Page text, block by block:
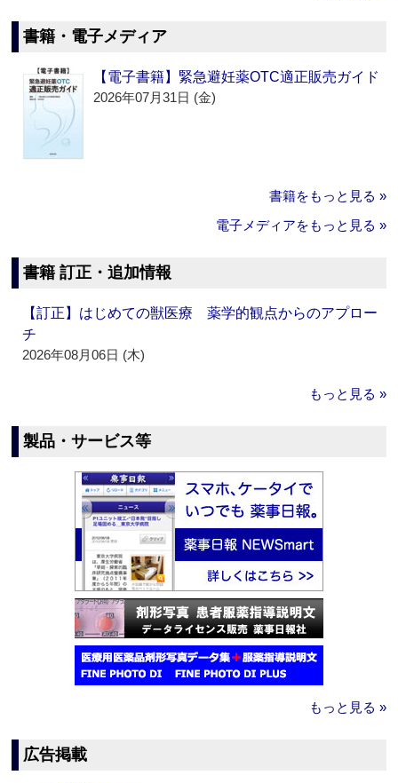
書籍・電子メディア
【電子書籍】緊急避妊薬OTC適正販売ガイド
2026年07月31日 (金)
書籍をもっと見る »
電子メディアをもっと見る »
書籍 訂正・追加情報
【訂正】はじめての獣医療 薬学的観点からのアプロー
チ
2026年08月06日 (木)
もっと見る »
製品・サービス等
もっと見る »
広告掲載